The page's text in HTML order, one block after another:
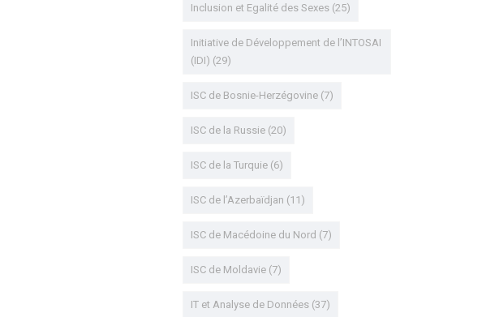
Inclusion et Egalité des Sexes(25)
Initiative de Développement de l’INTOSAI
(IDI) (29)
ISC de Bosnie-Herzégovine(7)
ISC de la Russie(20)
ISC de la Turquie(6)
ISC de l’Azerbaïdjan (11)
ISC de Macédoine du Nord (7)
ISC de Moldavie(7)
IT et Analyse de Données(37)